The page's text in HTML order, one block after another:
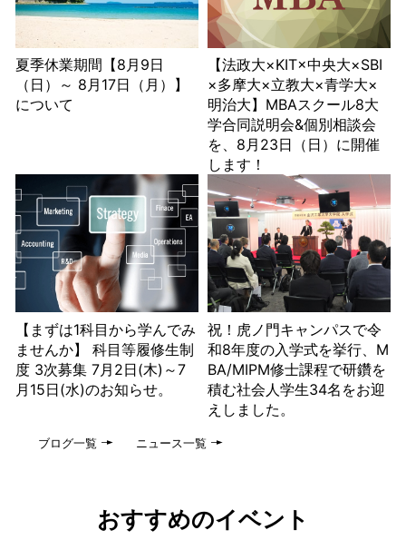
夏季休業期間【8月9日
（日）～ 8月17日（月）】
について
【法政大×KIT×中央大×SBI
×多摩大×立教大×青学大×
明治大】MBAスクール8大
学合同説明会&個別相談会
を、8月23日（日）に開催
します！
【まずは1科目から学んでみ
ませんか】 科目等履修生制
度 3次募集 7月2日(木)～7
月15日(水)のお知らせ。
祝！虎ノ門キャンパスで令
和8年度の入学式を挙行、M
BA/MIPM修士課程で研鑽を
積む社会人学生34名をお迎
えしました。
ブログ一覧 ニュース一覧
おすすめのイベント